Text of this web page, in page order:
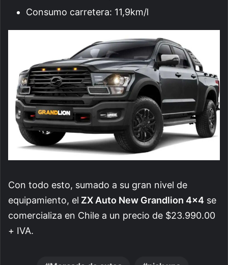
Consumo carretera: 11,9km/l
Con todo esto, sumado a su gran nivel de
equipamiento, el ZX Auto New Grandlion 4×4 se
comercializa en Chile a un precio de $23.990.00
+ IVA.